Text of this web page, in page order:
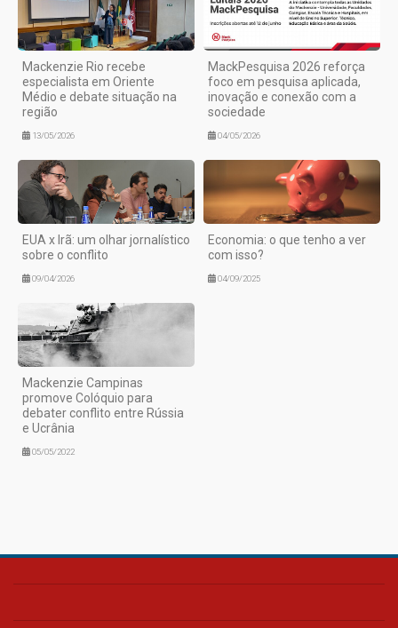
Mackenzie Rio recebe
especialista em Oriente
Médio e debate situação na
região
13/05/2026
MackPesquisa 2026 reforça
foco em pesquisa aplicada,
inovação e conexão com a
sociedade
04/05/2026
EUA x Irã: um olhar jornalístico
sobre o conflito
09/04/2026
Economia: o que tenho a ver
com isso?
04/09/2025
Mackenzie Campinas
promove Colóquio para
debater conflito entre Rússia
e Ucrânia
05/05/2022